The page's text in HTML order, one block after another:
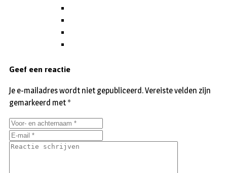
Geef een reactie
Je e-mailadres wordt niet gepubliceerd.Vereiste velden zijn
gemarkeerd met *